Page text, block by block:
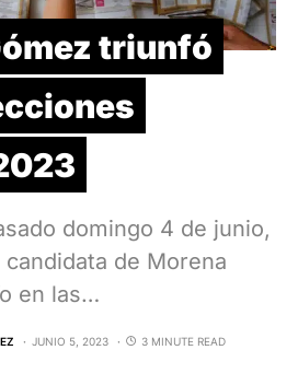
triunfó
domingo 4 de junio,
de Morena
en las…
JUNIO 5, 2023 3 MINUTE READ